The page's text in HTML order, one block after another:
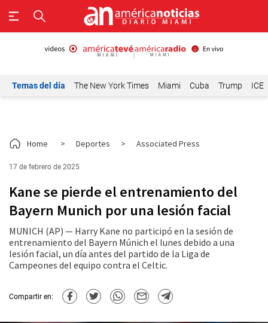
Temas del día The New York Times Miami Cuba Trump ICE
Home > Deportes > Associated Press
17 de febrero de 2025
Kane se pierde el entrenamiento del
Bayern Munich por una lesión facial
MUNICH (AP) — Harry Kane no participó en la sesión de
entrenamiento del Bayern Múnich el lunes debido a una
lesión facial, un día antes del partido de la Liga de
Campeones del equipo contra el Celtic.
Compartir en: